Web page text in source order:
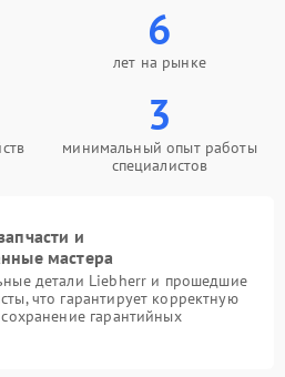
6
лет на рынке
3
минимальный опыт работы
специалистов
и
мастера
детали Liebherr и прошедшие
что гарантирует корректную
гарантийных